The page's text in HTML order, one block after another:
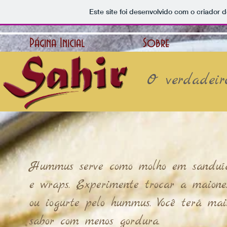
Este site foi desenvolvido com o criador
Página Inicial Sobre
O
Hummus serve como molho em
e wraps. Experimente trocar a
ou iogurte pelo hummus. Você terá
sabor com menos gordura.